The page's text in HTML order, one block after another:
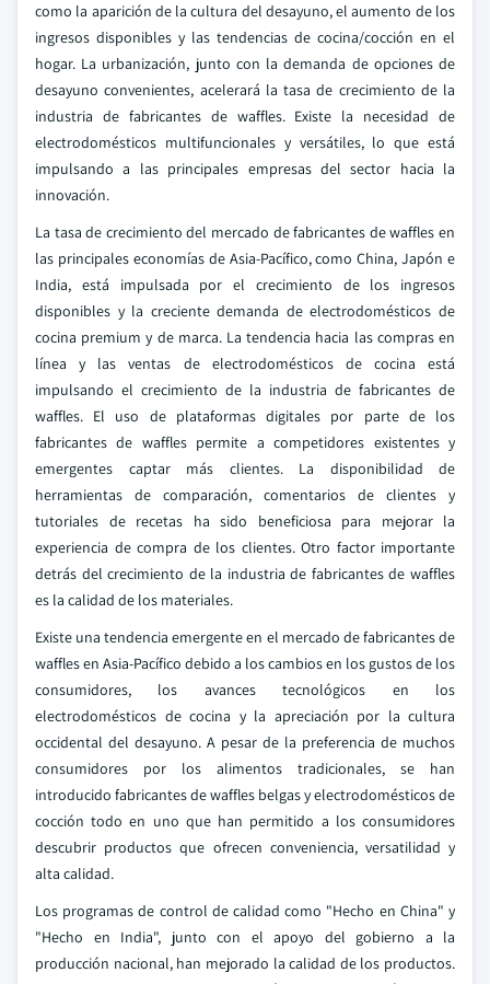
como la aparición de la cultura del desayuno, el aumento de los
ingresos disponibles y las tendencias de cocina/cocción en el
hogar. La urbanización, junto con la demanda de opciones de
desayuno convenientes, acelerará la tasa de crecimiento de la
industria de fabricantes de waffles. Existe la necesidad de
electrodomésticos multifuncionales y versátiles, lo que está
impulsando a las principales empresas del sector hacia la
innovación.
La tasa de crecimiento del mercado de fabricantes de waffles en
las principales economías de Asia-Pacífico, como China, Japón e
India, está impulsada por el crecimiento de los ingresos
disponibles y la creciente demanda de electrodomésticos de
cocina premium y de marca. La tendencia hacia las compras en
línea y las ventas de electrodomésticos de cocina está
impulsando el crecimiento de la industria de fabricantes de
waffles. El uso de plataformas digitales por parte de los
fabricantes de waffles permite a competidores existentes y
emergentes captar más clientes. La disponibilidad de
herramientas de comparación, comentarios de clientes y
tutoriales de recetas ha sido beneficiosa para mejorar la
experiencia de compra de los clientes. Otro factor importante
detrás del crecimiento de la industria de fabricantes de waffles
es la calidad de los materiales.
Existe una tendencia emergente en el mercado de fabricantes de
waffles en Asia-Pacífico debido a los cambios en los gustos de los
consumidores, los avances tecnológicos en los
electrodomésticos de cocina y la apreciación por la cultura
occidental del desayuno. A pesar de la preferencia de muchos
consumidores por los alimentos tradicionales, se han
introducido fabricantes de waffles belgas y electrodomésticos de
cocción todo en uno que han permitido a los consumidores
descubrir productos que ofrecen conveniencia, versatilidad y
alta calidad.
Los programas de control de calidad como "Hecho en China" y
"Hecho en India", junto con el apoyo del gobierno a la
producción nacional, han mejorado la calidad de los productos.